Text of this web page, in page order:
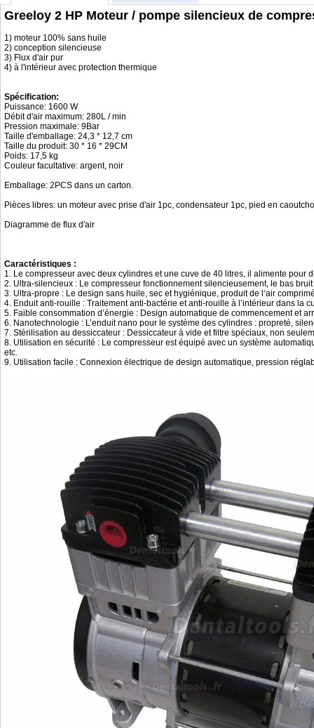
Greeloy 2 HP Moteur / pompe silencieux de
1) moteur 100% sans huile
2) conception silencieuse
3) Flux d'air pur
4) à l'intérieur avec protection thermique
Spécification:
Puissance: 1600 W
Débit d'air maximum: 280L / min
Pression maximale: 9Bar
Taille d'emballage: 24,3 * 12,7 cm
Taille du produit: 30 * 16 * 29CM
Poids: 17,5 kg
Couleur facultative: argent, noir
Emballage: 2PCS dans un carton.
Pièces libres: un moteur avec prise d'air 1pc, condensateur 1pc, pied en
Diagramme de flux d'air
Caractéristiques :
1. Le compresseur avec deux cylindres et une cuve de 40 litres, il alimente pour
2. Ultra-silencieux : Le compresseur fonctionnement silencieusement, le bas
3. Ultra-propre : Le design sans huile, sec et hygiénique, produit de l‘air
4. Enduit anti-rouille : Traitement anti-bactérie et anti-rouille à l’intérieur dans la
5. Faible consommation d’énergie : Design automatique de commencement et
6. Nanotechnologie : L’enduit nano pour le système des cylindres : propreté,
7. Stérilisation au dessiccateur : Dessiccateur à vide et filtre spéciaux, non
8. Utilisation en sécurité : Le compresseur est équipé avec un système
etc.
9. Utilisation facile : Connexion électrique de design automatique, pression